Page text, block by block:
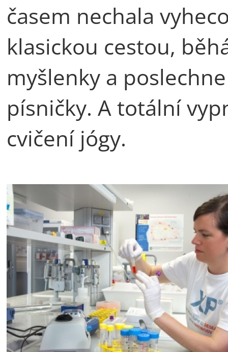
časem nechala
klasickou cestou,
myšlenky a
písničky. A totální
cvičení jógy.